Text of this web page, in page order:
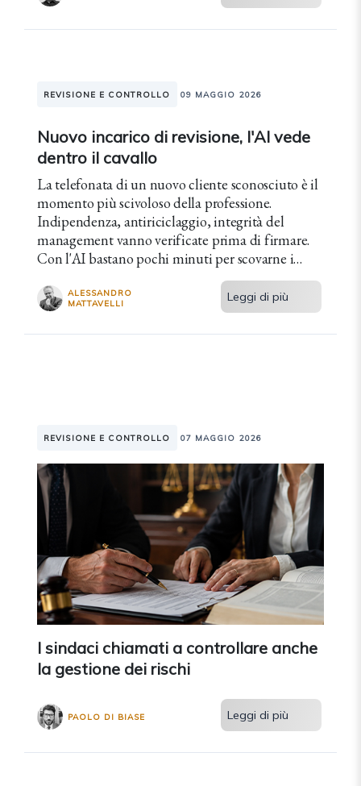
REVISIONE E CONTROLLO 09 MAGGIO 2026
Nuovo incarico di revisione, l'AI vede
dentro il cavallo
La telefonata di un nuovo cliente sconosciuto è il
momento più scivoloso della professione.
Indipendenza, antiriciclaggio, integrità del
management vanno verificate prima di firmare.
Con l'AI bastano pochi minuti per scovarne i
ALESSANDRO
MATTAVELLI
Leggi di più
REVISIONE E CONTROLLO 07 MAGGIO 2026
I sindaci chiamati a controllare anche
la gestione dei rischi
PAOLO DI BIASE Leggi di più